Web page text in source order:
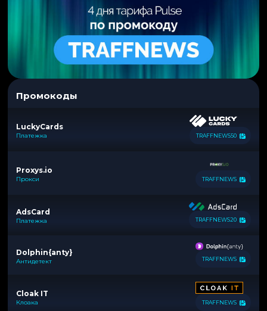
Промокоды
LuckyCards
Платежка TRAFFNEWS50
Proxys.io
Прокси TRAFFNEWS
AdsCard
Платежка TRAFFNEWS20
Dolphin{anty}
Антидетект TRAFFNEWS
Cloak IT
Клоака TRAFFNEWS